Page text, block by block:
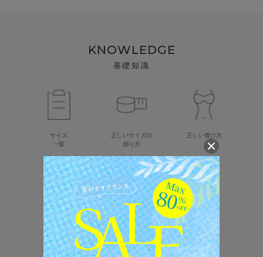
KNOWLEDGE
基礎知識
サイズ
一覧
正しいサイズの
測り方
正しい着け方
お手入れ
について
アイテムガイド